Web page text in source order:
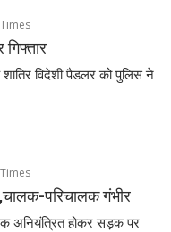
विदेशी पैडलर को पुलिस ने
परिचालक गंभीर
अनियंत्रित होकर सड़क पर